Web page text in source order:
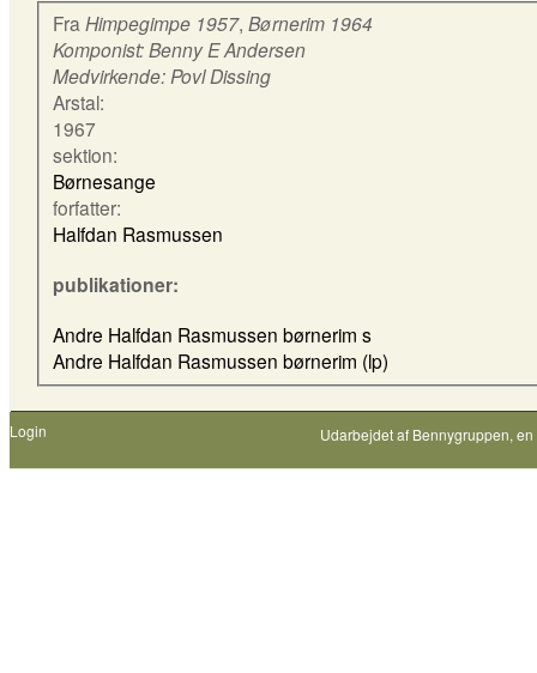
Fra Himpegimpe 1957, Børnerim 1964
Komponist: Benny E Andersen
Medvirkende: Povl Dissing
Arstal:
1967
sektion:
Børnesange
forfatter:
Halfdan Rasmussen
publikationer:
Andre Halfdan Rasmussen børnerim s
Andre Halfdan Rasmussen børnerim (lp)
Login Udarbejdet af Bennygruppen,